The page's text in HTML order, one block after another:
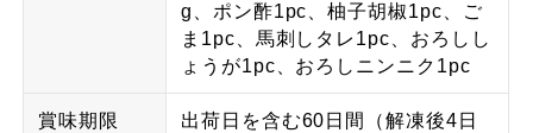
g、ポン酢1pc、柚子胡椒1pc、ご
ま1pc、馬刺しタレ1pc、おろしし
ょうが1pc、おろしニンニク1pc
賞味期限
出荷日を含む60日間（解凍後4日